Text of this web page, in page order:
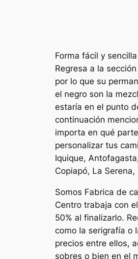
Forma fácil y
Regresa a la
por lo que su
el negro son la
estaría en el punto
continuación
importa en qué
personalizar tus
Iquique,
Copiapó, La
Somos Fabrica de
Centro trabaja con
50% al finalizarlo.
como la serigrafía o
precios entre ellos,
sobres o bien en el